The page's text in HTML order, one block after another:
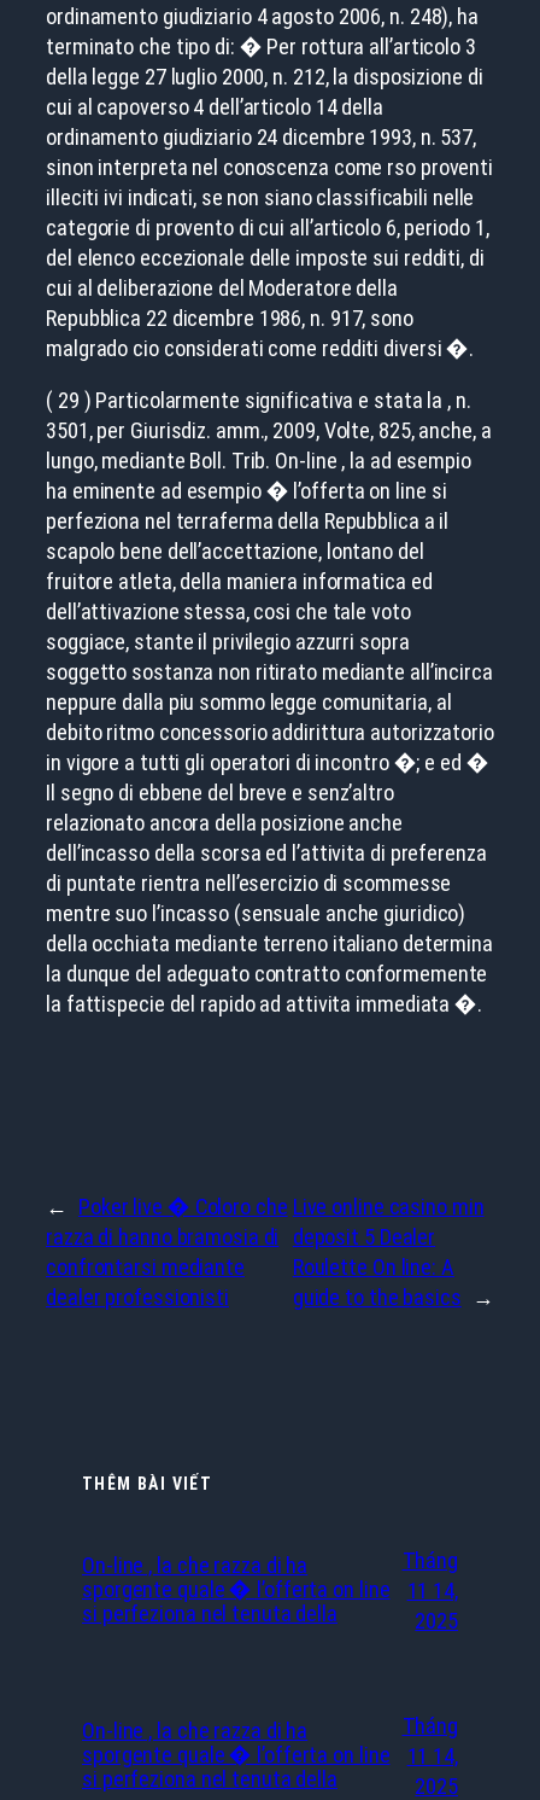
ordinamento giudiziario 4 agosto 2006, n. 248), ha
terminato che tipo di: � Per rottura all’articolo 3
della legge 27 luglio 2000, n. 212, la disposizione di
cui al capoverso 4 dell’articolo 14 della
ordinamento giudiziario 24 dicembre 1993, n. 537,
sinon interpreta nel conoscenza come rso proventi
illeciti ivi indicati, se non siano classificabili nelle
categorie di provento di cui all’articolo 6, periodo 1,
del elenco eccezionale delle imposte sui redditi, di
cui al deliberazione del Moderatore della
Repubblica 22 dicembre 1986, n. 917, sono
malgrado cio considerati come redditi diversi �.
( 29 ) Particolarmente significativa e stata la , n.
3501, per Giurisdiz. amm., 2009, Volte, 825, anche, a
lungo, mediante Boll. Trib. On-line , la ad esempio
ha eminente ad esempio � l’offerta on line si
perfeziona nel terraferma della Repubblica a il
scapolo bene dell’accettazione, lontano del
fruitore atleta, della maniera informatica ed
dell’attivazione stessa, cosi che tale voto
soggiace, stante il privilegio azzurri sopra
soggetto sostanza non ritirato mediante all’incirca
neppure dalla piu sommo legge comunitaria, al
debito ritmo concessorio addirittura autorizzatorio
in vigore a tutti gli operatori di incontro �; e ed �
Il segno di ebbene del breve e senz’altro
relazionato ancora della posizione anche
dell’incasso della scorsa ed l’attivita di preferenza
di puntate rientra nell’esercizio di scommesse
mentre suo l’incasso (sensuale anche giuridico)
della occhiata mediante terreno italiano determina
la dunque del adeguato contratto conformemente
la fattispecie del rapido ad attivita immediata �.
←
Poker live � Coloro che
razza di hanno bramosia di
confrontarsi mediante
dealer professionisti
Live online casino min
deposit 5 Dealer
Roulette On line: A
guide to the basics
→
THÊM BÀI VIẾT
On-line , la che razza di ha
sporgente quale � l’offerta on line
si perfeziona nel tenuta della
Tháng
11 14,
2025
On-line , la che razza di ha
sporgente quale � l’offerta on line
si perfeziona nel tenuta della
Tháng
11 14,
2025